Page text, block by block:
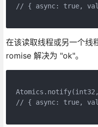
// { async: true,
在该读取线程或另一个线
romise 解决为 "ok"。
// { async: true,